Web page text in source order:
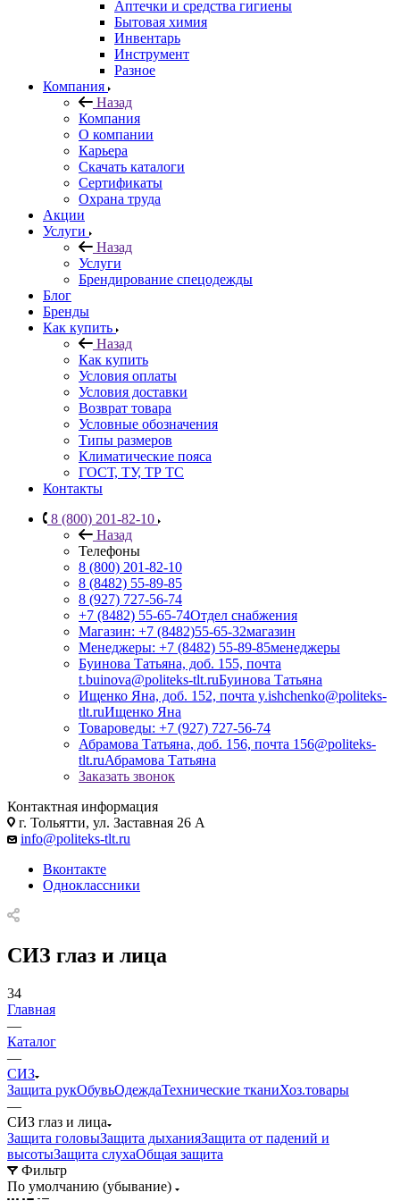
Аптечки и средства гигиены
Бытовая химия
Инвентарь
Инструмент
Разное
Компания
Назад
Компания
О компании
Карьера
Cкачать каталоги
Сертификаты
Охрана труда
Акции
Услуги
Назад
Услуги
Брендирование спецодежды
Блог
Бренды
Как купить
Назад
Как купить
Условия оплаты
Условия доставки
Возврат товара
Условные обозначения
Типы размеров
Климатические пояса
ГОСТ, ТУ, ТР ТС
Контакты
8 (800) 201-82-10
Назад
Телефоны
8 (800) 201-82-10
8 (8482) 55-89-85
8 (927) 727-56-74
+7 (8482) 55-65-74Отдел снабжения
Магазин: +7 (8482)55-65-32магазин
Менеджеры: +7 (8482) 55-89-85менеджеры
Буинова Татьяна, доб. 155, почта
t.buinova@politeks-tlt.ruБуинова Татьяна
Ищенко Яна, доб. 152, почта y.ishchenko@politeks-
tlt.ruИщенко Яна
Товароведы: +7 (927) 727-56-74
Абрамова Татьяна, доб. 156, почта 156@politeks-
tlt.ruАбрамова Татьяна
Заказать звонок
Контактная информация
г. Тольятти, ул. Заставная 26 А
info@politeks-tlt.ru
Вконтакте
Одноклассники
СИЗ глаз и лица
34
Главная
—
Каталог
—
СИЗ
Защита рукОбувьОдеждаТехнические тканиХоз.товары
—
СИЗ глаз и лица
Защита головыЗащита дыханияЗащита от падений и
высотыЗащита слухаОбщая защита
Фильтр
По умолчанию (убывание)